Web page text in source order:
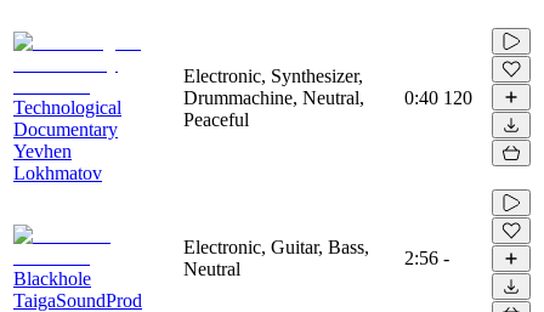
Technological
Documentary
Yevhen
Lokhmatov
Electronic, Synthesizer,
Drummachine, Neutral,
Peaceful
0:40 120
Blackhole
TaigaSoundProd
Electronic, Guitar, Bass,
Neutral
2:56 -